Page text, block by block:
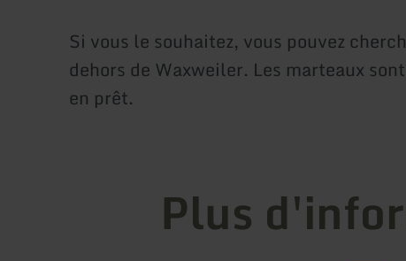
Si vous le souhaitez, vous pouvez
dehors de Waxweiler. Les marteaux
en prêt.
Plus